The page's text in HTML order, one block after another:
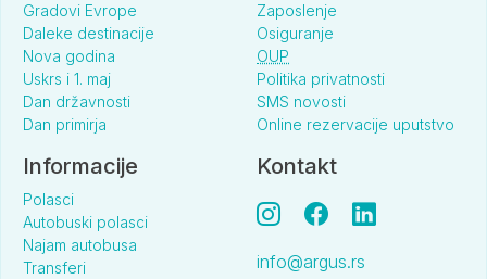
Gradovi Evrope
Daleke destinacije
Nova godina
Uskrs i 1. maj
Dan državnosti
Dan primirja
Zaposlenje
Osiguranje
OUP
Politika privatnosti
SMS novosti
Online rezervacije uputstvo
Informacije
Polasci
Autobuski polasci
Najam autobusa
Transferi
Kontakt
info@argus.rs